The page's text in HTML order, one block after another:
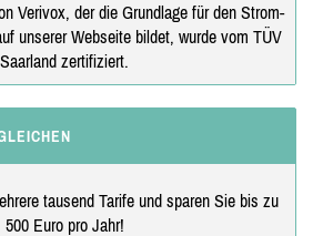
Verivox, der die Grundlage für den Strom-
unserer Webseite bildet, wurde vom TÜV
Saarland zertifiziert.
tausend Tarife und sparen Sie bis zu
500 Euro pro Jahr!